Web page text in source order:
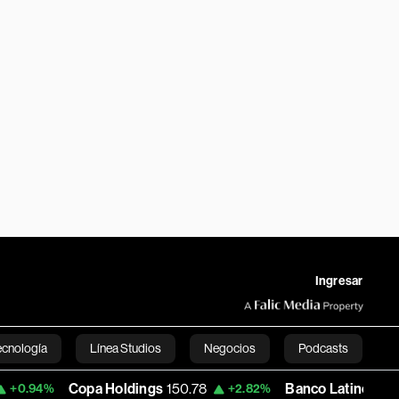
Ingresar
Línea Studios Negocios Podcasts
English
Copa Holdings 150.78 +2.82% Banco Latinoamericano